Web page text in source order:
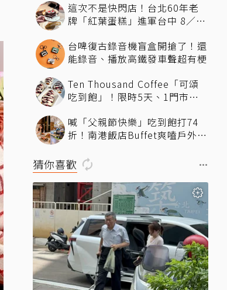
這次不是快閃店！台北60年老
牌「紅葉蛋糕」進軍台中 8／6
糕」門市就能買
台啤復古錄音機盲盒開搶了！還
能錄音、播放高鐵發車聲超有梗
Ten Thousand Coffee「可頌
吃到飽」！限時5天、1門市獨
可頌」 活動資訊一次看
喊「父親節快樂」吃到飽打74
折！南港飯店Buffet爽嗑戶外
猜你喜歡